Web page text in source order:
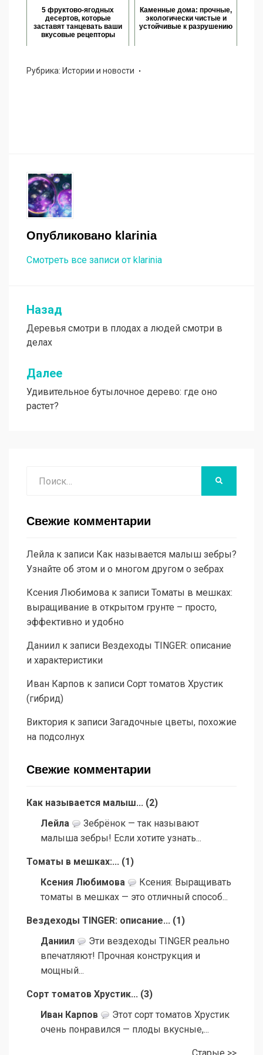
5 фруктово-ягодных
десертов, которые
заставят танцевать ваши
вкусовые рецепторы
Каменные дома: прочные,
экологически чистые и
устойчивые к разрушению
Рубрика: Истории и новости
Опубликовано klarinia
Смотреть все записи от klarinia
Навигация
по
записям
Назад
Деревья смотри в плодах а людей смотри в
делах
Далее
Удивительное бутылочное дерево: где оно
растет?
Свежие комментарии
Лейла к записи Как называется малыш зебры?
Узнайте об этом и о многом другом о зебрах
Ксения Любимова к записи Томаты в мешках:
выращивание в открытом грунте – просто,
эффективно и удобно
Даниил к записи Вездеходы TINGER: описание
и характеристики
Иван Карпов к записи Сорт томатов Хрустик
(гибрид)
Виктория к записи Загадочные цветы, похожие
на подсолнух
Свежие комментарии
Как называется малыш... (2)
Лейла
Зебрёнок — так называют
малыша зебры! Если хотите узнать...
Томаты в мешках:... (1 )
Ксения Любимова
Ксения: Выращивать
томаты в мешках — это отличный способ...
Вездеходы TINGER: описание... (1 )
Даниил
Эти вездеходы TINGER реально
впечатляют! Прочная конструкция и
мощный...
Сорт томатов Хрустик... (3)
Иван Карпов
Этот сорт томатов Хрустик
очень понравился — плоды вкусные,...